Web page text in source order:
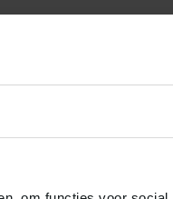
elk type